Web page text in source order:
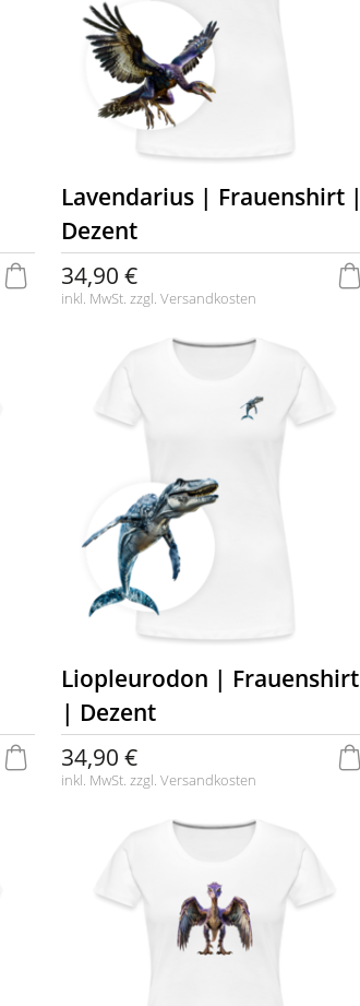
Lavendarius | Frauenshirt |
Dezent
34,90 €
inkl. MwSt. zzgl. Versandkosten
Liopleurodon | Frauenshirt
| Dezent
34,90 €
inkl. MwSt. zzgl. Versandkosten